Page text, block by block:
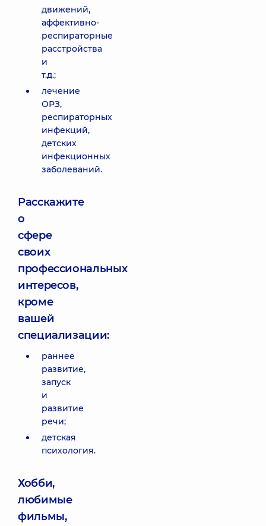
движений,
аффективно-
респираторные
расстройства
и
т.д.;
лечение
ОРЗ,
респираторных
инфекций,
детских
инфекционных
заболеваний.
Расскажите
о
сфере
своих
профессиональных
интересов,
кроме
вашей
специализации:
раннее
развитие,
запуск
и
развитие
речи;
детская
психология.
Хобби,
любимые
фильмы,